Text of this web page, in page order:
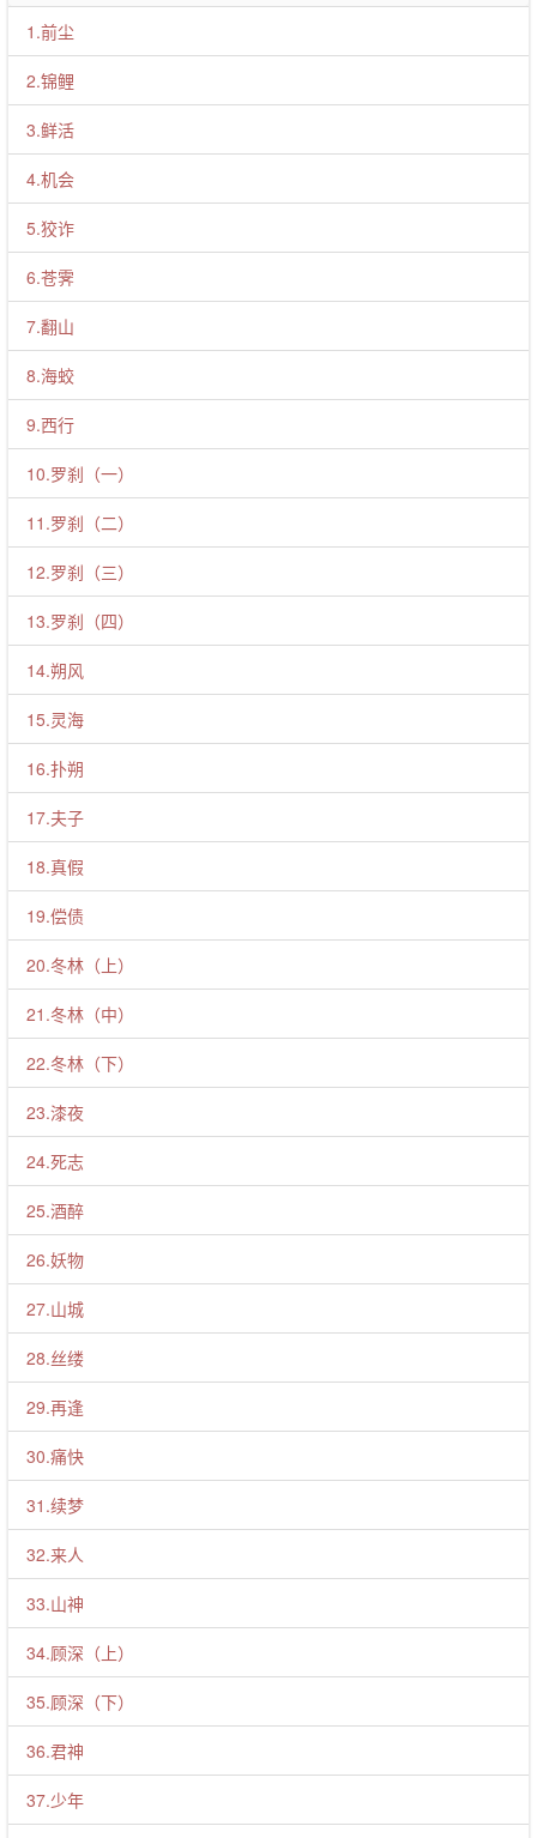
1.前尘
2.锦鲤
3.鲜活
4.机会
5.狡诈
6.苍霁
7.翻山
8.海蛟
9.西行
10.罗刹（一）
11.罗刹（二）
12.罗刹（三）
13.罗刹（四）
14.朔风
15.灵海
16.扑朔
17.夫子
18.真假
19.偿债
20.冬林（上）
21.冬林（中）
22.冬林（下）
23.漆夜
24.死志
25.酒醉
26.妖物
27.山城
28.丝缕
29.再逢
30.痛快
31.续梦
32.来人
33.山神
34.顾深（上）
35.顾深（下）
36.君神
37.少年